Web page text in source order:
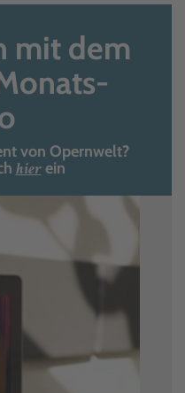
mit dem
von Opernwelt?
hierein